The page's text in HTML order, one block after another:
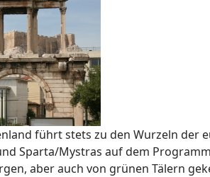
führt stets zu den Wurzeln der
Sparta/Mystras auf dem
aber auch von grünen Tälern